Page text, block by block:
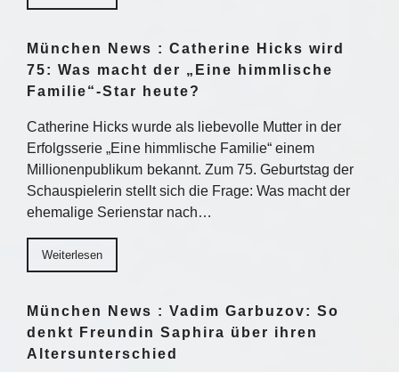
München News : Catherine Hicks wird
75: Was macht der „Eine himmlische
Familie“-Star heute?
Catherine Hicks wurde als liebevolle Mutter in der
Erfolgsserie „Eine himmlische Familie“ einem
Millionenpublikum bekannt. Zum 75. Geburtstag der
Schauspielerin stellt sich die Frage: Was macht der
ehemalige Serienstar nach…
Weiterlesen
München News : Vadim Garbuzov: So
denkt Freundin Saphira über ihren
Altersunterschied